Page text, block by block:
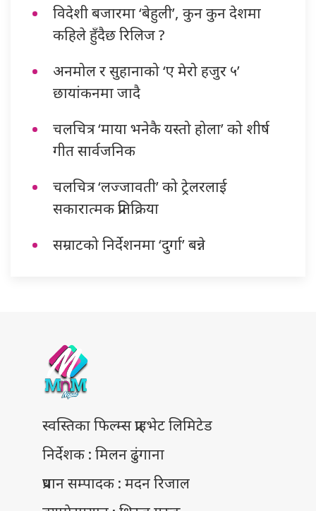
विदेशी बजारमा ‘बेहुली’, कुन कुन देशमा
कहिले हुँदैछ रिलिज ?
अनमोल र सुहानाको ‘ए मेरो हजुर ५’
छायांकनमा जादै
चलचित्र ‘माया भनेकै यस्तो होला’ को शीर्ष
गीत सार्वजनिक
चलचित्र ‘लज्जावती’ को ट्रेलरलाई
सकारात्मक प्रतिक्रिया
सम्राटको निर्देशनमा ‘दुर्गा’ बन्ने
स्वस्तिका फिल्म्स प्राइभेट लिमिटेड
निर्देशक : मिलन ढुंगाना
प्रधान सम्पादक : मदन रिजाल